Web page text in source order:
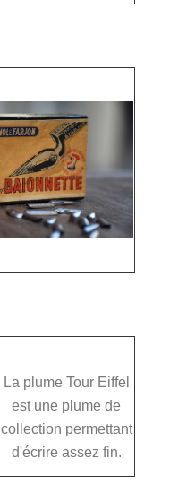
La plume Tour Eiffel
est une plume de
collection permettant
d'écrire assez fin.